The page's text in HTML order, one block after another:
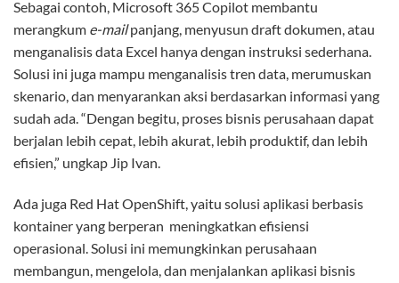
Sebagai contoh, Microsoft 365 Copilot membantu
merangkum e-mailpanjang, menyusun draft dokumen, atau
menganalisis data Excel hanya dengan instruksi sederhana.
Solusi ini juga mampu menganalisis tren data, merumuskan
skenario, dan menyarankan aksi berdasarkan informasi yang
sudah ada. “Dengan begitu, proses bisnis perusahaan dapat
berjalan lebih cepat, lebih akurat, lebih produktif, dan lebih
efisien,” ungkap Jip Ivan.
Ada juga Red Hat OpenShift, yaitu solusi aplikasi berbasis
kontainer yang berperan meningkatkan efisiensi
operasional. Solusi ini memungkinkan perusahaan
membangun, mengelola, dan menjalankan aplikasi bisnis